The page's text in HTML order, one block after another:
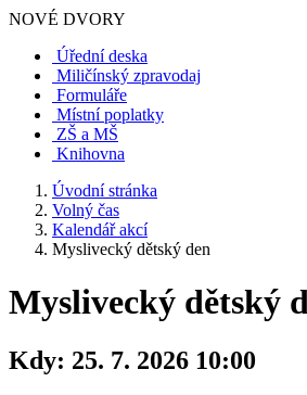
NOVÉ DVORY
Úřední deska
Miličínský zpravodaj
Formuláře
Místní poplatky
ZŠ a MŠ
Knihovna
Úvodní stránka
Volný čas
Kalendář akcí
Myslivecký dětský den
Myslivecký dětský
Kdy: 25. 7. 2026 10:00